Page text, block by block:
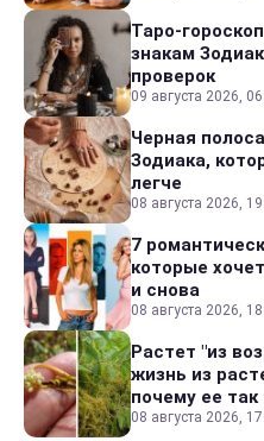
Таро-
знакам
проверок
09 августа 2026,
Черная
Зодиака,
легче
08 августа 2026,
7
которые
и снова
08 августа 2026,
Растет "из
жизнь из
почему ее
08 августа 2026,